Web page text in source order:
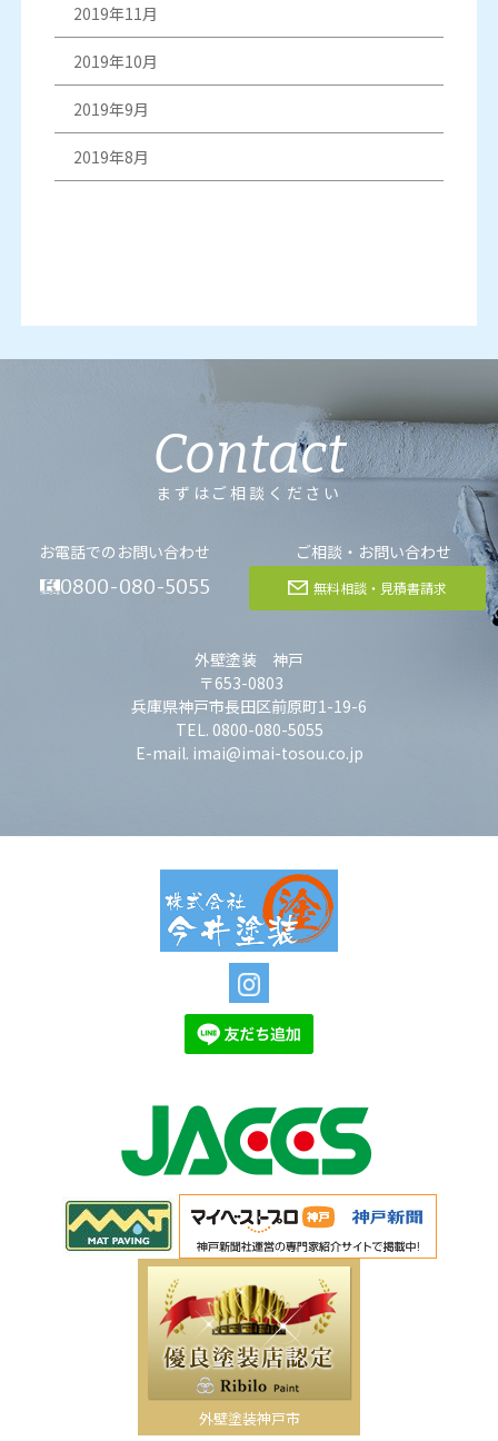
2019年11月
2019年10月
2019年9月
2019年8月
Contact
まずはご相談ください
お電話でのお問い合わせ
0800-080-5055
ご相談・お問い合わせ
無料相談・見積書請求
外壁塗装 神戸
〒653-0803
兵庫県神戸市長田区前原町1-19-6
TEL. 0800-080-5055
E-mail. imai@imai-tosou.co.jp
外壁塗装神戸市